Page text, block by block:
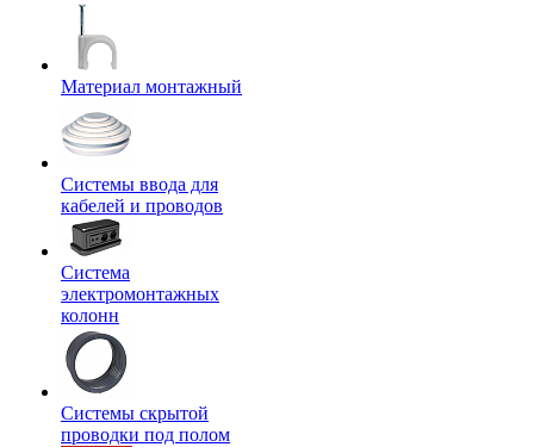
Материал монтажный
Системы ввода для
кабелей и проводов
Система
электромонтажных
колонн
Системы скрытой
проводки под полом